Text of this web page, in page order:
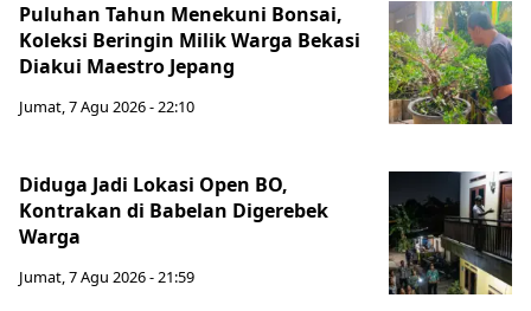
Puluhan Tahun Menekuni Bonsai,
Koleksi Beringin Milik Warga Bekasi
Diakui Maestro Jepang
Jumat, 7 Agu 2026 - 22:10
Diduga Jadi Lokasi Open BO,
Kontrakan di Babelan Digerebek
Warga
Jumat, 7 Agu 2026 - 21:59